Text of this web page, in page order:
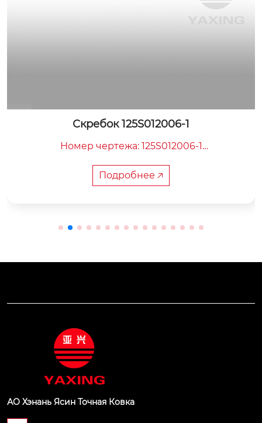
Скребок 125S012006-1
Номер чертежа: 125S012006-1
Внутренняя ширина: 120 мм
Вес: 19 кг
Подробнее 🡥
АО Хэнань Ясин Точная Ковка